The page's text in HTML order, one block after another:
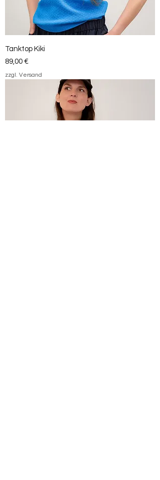
Tanktop Kiki
Preis
89,00 €
zzgl. Versand